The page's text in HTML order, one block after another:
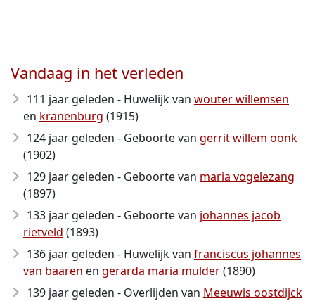
Vandaag in het verleden
111 jaar geleden - Huwelijk van wouter willemsen
en kranenburg (1915)
124 jaar geleden - Geboorte van gerrit willem oonk
(1902)
129 jaar geleden - Geboorte van maria vogelezang
(1897)
133 jaar geleden - Geboorte van johannes jacob
rietveld (1893)
136 jaar geleden - Huwelijk van franciscus johannes
van baaren en gerarda maria mulder(1890)
139 jaar geleden - Overlijden van Meeuwis oostdijck